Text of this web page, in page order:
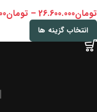
تومان26.600.000
– تومان
انتخاب گزینه ها